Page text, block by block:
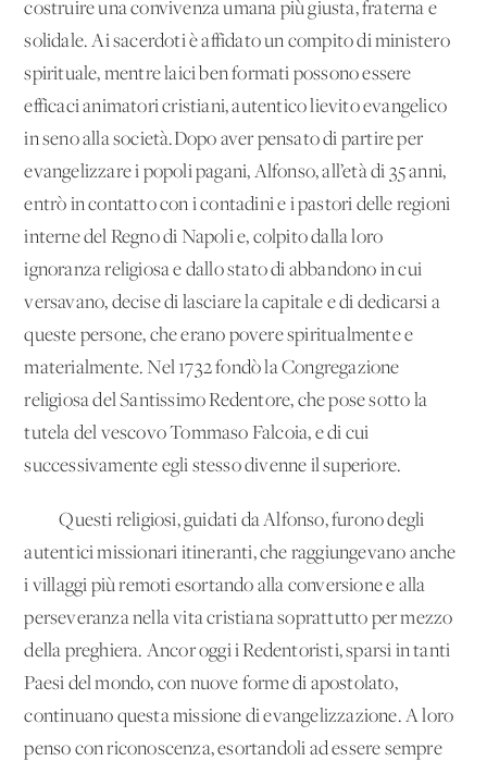
costruire una convivenza umana più giusta, fraterna e
solidale. Ai sacerdoti è affidato un compito di ministero
spirituale, mentre laici ben formati possono essere
efficaci animatori cristiani, autentico lievito evangelico
in seno alla società.Dopo aver pensato di partire per
evangelizzare i popoli pagani, Alfonso, all’età di 35 anni,
entrò in contatto con i contadini e i pastori delle regioni
interne del Regno di Napoli e, colpito dalla loro
ignoranza religiosa e dallo stato di abbandono in cui
versavano, decise di lasciare la capitale e di dedicarsi a
queste persone, che erano povere spiritualmente e
materialmente. Nel 1732 fondò la Congregazione
religiosa del Santissimo Redentore, che pose sotto la
tutela del vescovo Tommaso Falcoia, e di cui
successivamente egli stesso divenne il superiore.
Questi religiosi, guidati da Alfonso, furono degli
autentici missionari itineranti, che raggiungevano anche
i villaggi più remoti esortando alla conversione e alla
perseveranza nella vita cristiana soprattutto per mezzo
della preghiera. Ancor oggi i Redentoristi, sparsi in tanti
Paesi del mondo, con nuove forme di apostolato,
continuano questa missione di evangelizzazione. A loro
penso con riconoscenza, esortandoli ad essere sempre